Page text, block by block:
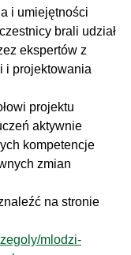
i umiejętności
brali udział
ekspertów z
i projektowania
projektu
aktywnie
kompetencje
zmian
na stronie
mlodzi-